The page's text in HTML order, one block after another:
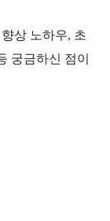
상 노하우, 초
궁금하신 점이